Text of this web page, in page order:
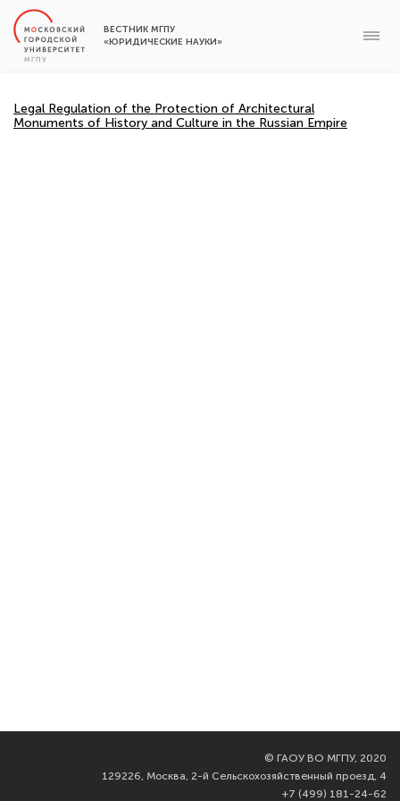
ВЕСТНИК МГПУ
«ЮРИДИЧЕСКИЕ НАУКИ»
Legal Regulation of the Protection of Architectural
Monuments of History and Culture in the Russian Empire
© ГАОУ ВО МГПУ, 2020
129226, Москва, 2-й Сельскохозяйственный проезд, 4
+7 (499) 181-24-62